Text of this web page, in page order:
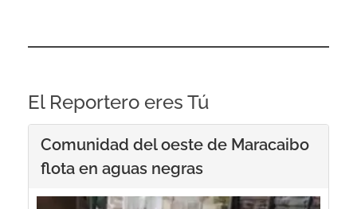
El Reportero eres Tú
Comunidad del oeste de Maracaibo
flota en aguas negras